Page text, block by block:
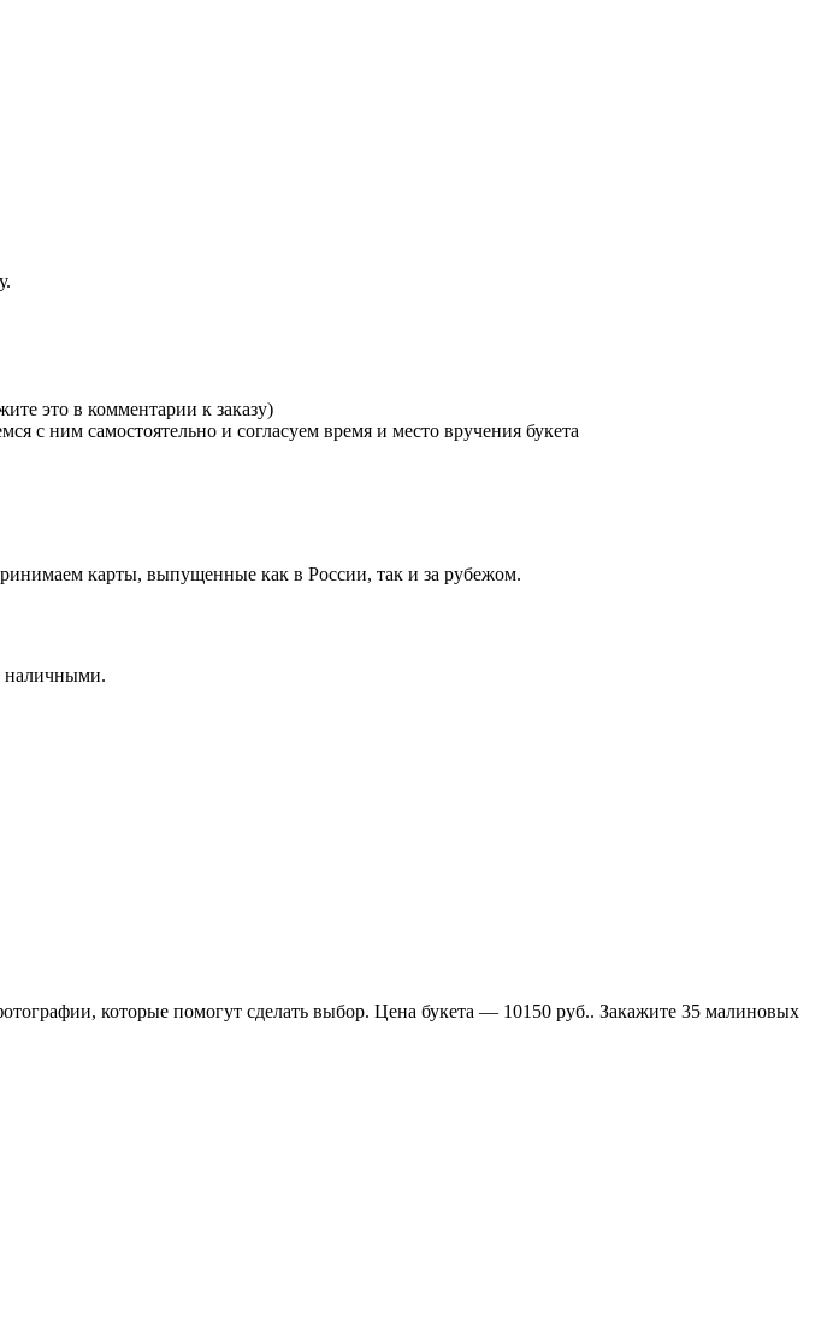
это в комментарии к заказу)
с ним самостоятельно и согласуем время и место вручения букета
карты, выпущенные как в России, так и за рубежом.
наличными.
которые помогут сделать выбор. Цена букета — 10150 руб.. Закажите 35 малиновых